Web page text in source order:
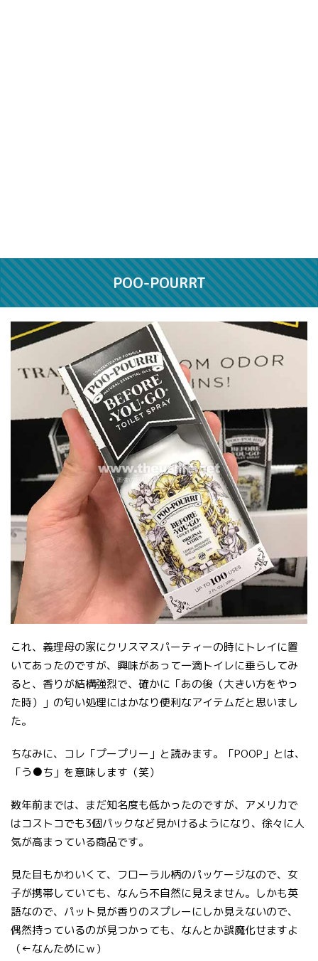
POO-POURRT
これ、義理母の家にクリスマスパーティーの時にトレイに置
いてあったのですが、興味があって一滴トイレに垂らしてみ
ると、香りが結構強烈で、確かに「あの後（大きい方をやっ
た時）」の匂い処理にはかなり便利なアイテムだと思いまし
た。
ちなみに、コレ「プープリー」と読みます。「POOP」とは、
「う●ち」を意味します（笑）
数年前までは、まだ知名度も低かったのですが、アメリカで
はコストコでも3個パックなど見かけるようになり、徐々に人
気が高まっている商品です。
見た目もかわいくて、フローラル柄のパッケージなので、女
子が携帯していても、なんら不自然に見えません。しかも英
語なので、パット見が香りのスプレーにしか見えないので、
偶然持っているのが見つかっても、なんとか誤魔化せますよ
（←なんためにｗ）